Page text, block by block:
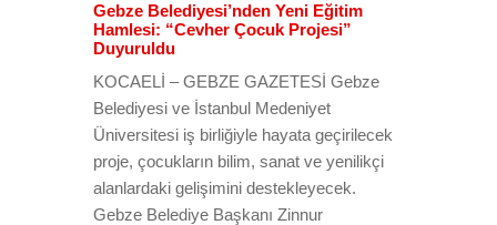
Gebze Belediyesi’nden Yeni Eğitim
Hamlesi: “Cevher Çocuk Projesi”
Duyuruldu
KOCAELİ – GEBZE GAZETESİ Gebze
Belediyesi ve İstanbul Medeniyet
Üniversitesi iş birliğiyle hayata geçirilecek
proje, çocukların bilim, sanat ve yenilikçi
alanlardaki gelişimini destekleyecek.
Gebze Belediye Başkanı Zinnur